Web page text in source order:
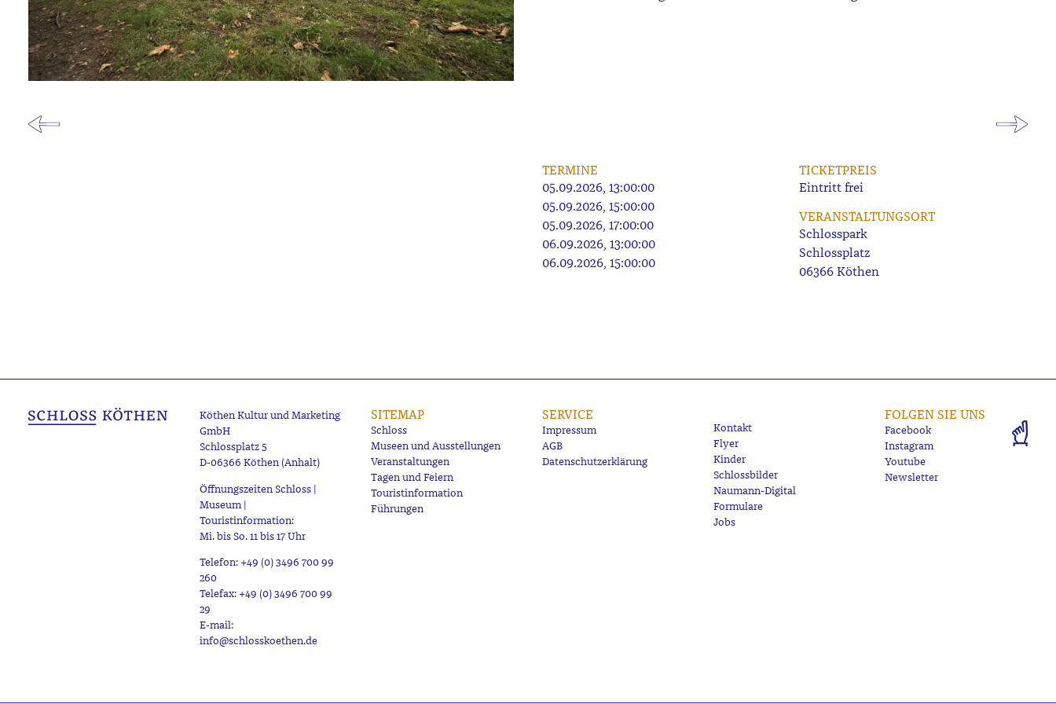
TERMINE
05.09.2026, 13:00:00
05.09.2026, 15:00:00
05.09.2026, 17:00:00
06.09.2026, 13:00:00
06.09.2026, 15:00:00
TICKETPREIS
Eintritt frei
VERANSTALTUNGSORT
Schlosspark
Schlossplatz
06366 Köthen
Köthen Kultur und Marketing
GmbH
Schlossplatz 5
D-06366 Köthen (Anhalt)
Öffnungszeiten Schloss |
Museum |
Touristinformation:
Mi. bis So. 11 bis 17 Uhr
Telefon: +49 (0) 3496 700 99
260
Telefax: +49 (0) 3496 700 99
29
E-mail:
info@schlosskoethen.de
SITEMAP
Schloss
Museen und Ausstellungen
Veranstaltungen
Tagen und Feiern
Touristinformation
Führungen
SERVICE
Impressum
AGB
Datenschutzerklärung
Kontakt
Flyer
Kinder
Schlossbilder
Naumann-Digital
Formulare
Jobs
FOLGEN SIE UNS
Facebook
Instagram
Youtube
Newsletter